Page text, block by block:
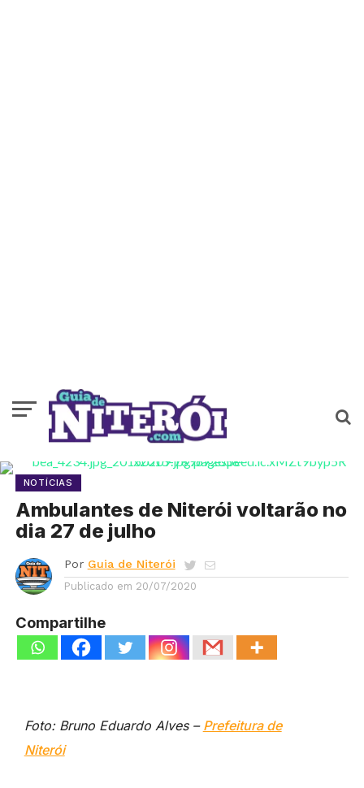
NOTÍCIAS
Ambulantes de Niterói voltarão no
dia 27 de julho
Por Guia de Niterói
Publicado em 20/07/2020
Compartilhe
Foto: Bruno Eduardo Alves – Prefeitura de
Niterói